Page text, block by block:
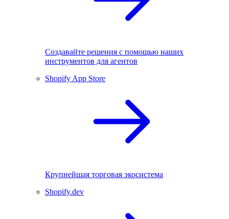
Создавайте решения с помощью наших
инструментов для агентов
Shopify App Store
Крупнейшая торговая экосистема
Shopify.dev